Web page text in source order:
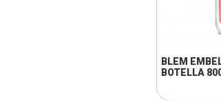
BLEM
BOTELLA